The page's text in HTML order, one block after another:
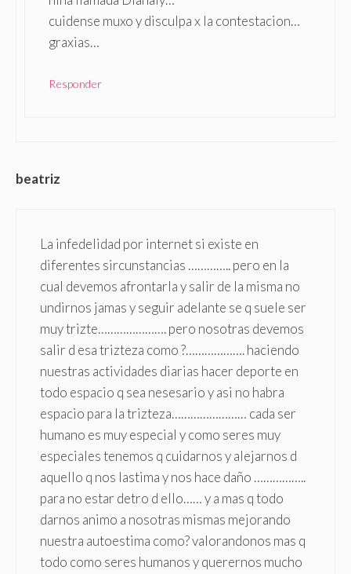
cuidense muxo y disculpa x la contestacion…
graxias…
Responder
beatriz
La infedelidad por internet si existe en
diferentes sircunstancias ………….. pero en la
cual devemos afrontarla y salir de la misma no
undirnos jamas y seguir adelante se q suele ser
muy trizte…………………. pero nosotras devemos
salir d esa trizteza como ?………………. haciendo
nuestras actividades diarias hacer deporte en
todo espacio q sea nesesario y asi no habra
espacio para la trizteza…………………… cada ser
humano es muy especial y como seres muy
especiales tenemos q cuidarnos y alejarnos d
aquello q nos lastima y nos hace daño ……………..
para no estar detro d ello…… y a mas q todo
darnos animo a nosotras mismas mejorando
nuestra autoestima como? valorandonos mas q
todo como seres humanos y querernos mucho